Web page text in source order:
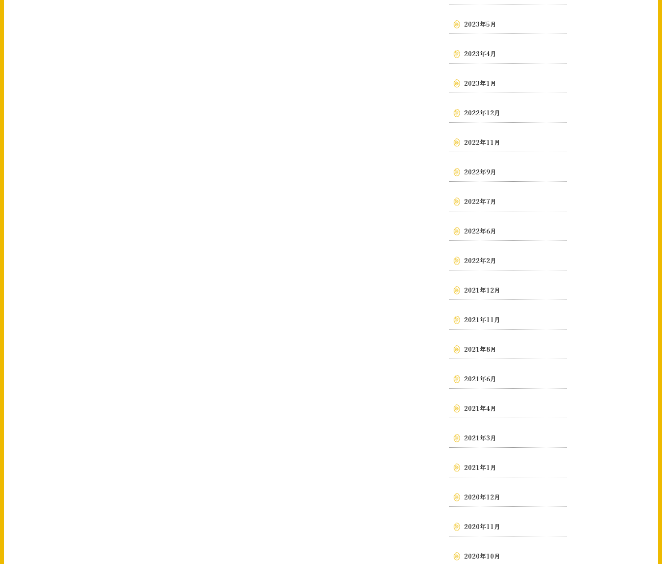
2023年5月
2023年4月
2023年1月
2022年12月
2022年11月
2022年9月
2022年7月
2022年6月
2022年2月
2021年12月
2021年11月
2021年8月
2021年6月
2021年4月
2021年3月
2021年1月
2020年12月
2020年11月
2020年10月